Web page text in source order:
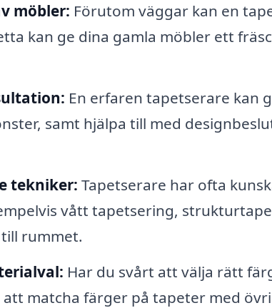
möbler: Förutom väggar kan en
kan ge dina gamla möbler ett
En erfaren tapetserare kan
samt hjälpa till med
tekniker: Tapetserare har ofta
vått tapetsering,
rummet.
Har du svårt att välja rätt
att matcha färger på tapeter med